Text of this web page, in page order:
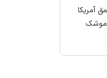
آمریکا
موشک